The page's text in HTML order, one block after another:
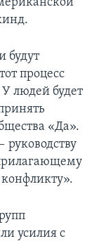
будут
процесс
людей будет
«Да».
руководству
усилия с